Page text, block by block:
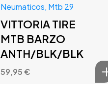
Neumaticos, Mtb 29
VITTORIA TIRE
MTB BARZO
ANTH/BLK/BLK
59,95€